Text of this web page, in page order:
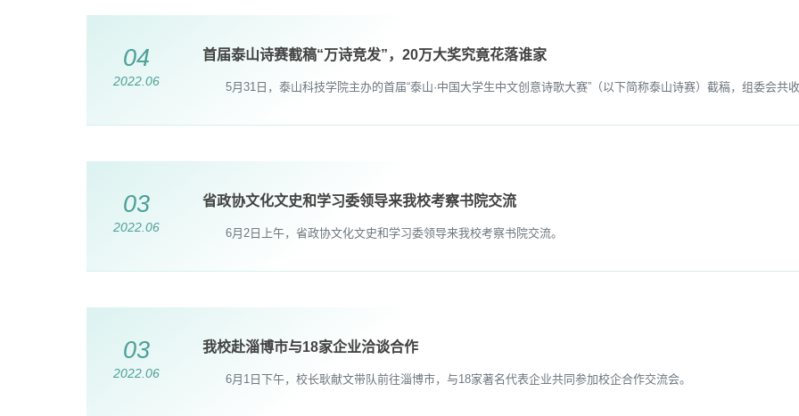
04
2022.06
首届泰山诗赛截稿“万诗竞发”，20万大奖究竟花落谁家
5月31日，泰山科技学院主办的首届“泰山·中国大学生中文创意诗歌大赛”（以下简称泰山诗赛）截稿，组委会共收
03
2022.06
省政协文化文史和学习委领导来我校考察书院交流
6月2日上午，省政协文化文史和学习委领导来我校考察书院交流。
03
2022.06
我校赴淄博市与18家企业洽谈合作
6月1日下午，校长耿献文带队前往淄博市，与18家著名代表企业共同参加校企合作交流会。